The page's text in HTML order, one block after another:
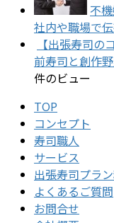
不
社内や職場で
【出張寿司
前寿司と創作
件のビュー
TOP
コンセプト
寿司職人
サービス
出張寿司プラ
よくあるご質問
お問合せ